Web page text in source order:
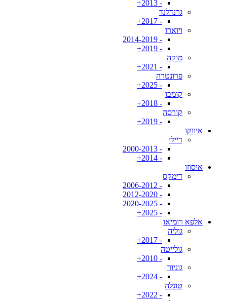
- 2013+
גרנדלנד
- 2017+
ויוארו
- 2014-2019
- 2019+
מוקה
- 2021+
פרונטרה
- 2025+
קומבו
- 2018+
קורסה
- 2019+
איווקו
דיילי
- 2000-2013
- 2014+
איסוזו
דימקס
- 2006-2012
- 2012-2020
- 2020-2025
- 2025+
אלפא רומיאו
גוליה
- 2017+
גולייטה
- 2010+
גוניור
- 2024+
טונלה
- 2022+